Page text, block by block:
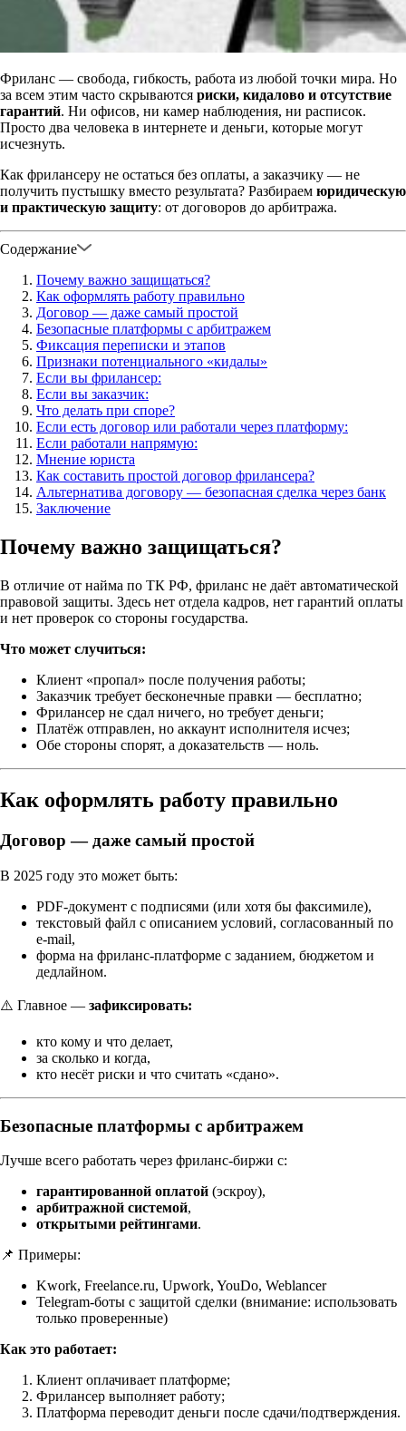
Фриланс — свобода, гибкость, работа из любой точки мира. Но
за всем этим часто скрываются риски, кидалово и отсутствие
гарантий. Ни офисов, ни камер наблюдения, ни расписок.
Просто два человека в интернете и деньги, которые могут
исчезнуть.
Как фрилансеру не остаться без оплаты, а заказчику — не
получить пустышку вместо результата? Разбираем юридическую
и практическую защиту: от договоров до арбитража.
Содержание
Почему важно защищаться?
Как оформлять работу правильно
Договор — даже самый простой
Безопасные платформы с арбитражем
Фиксация переписки и этапов
Признаки потенциального «кидалы»
Если вы фрилансер:
Если вы заказчик:
Что делать при споре?
Если есть договор или работали через платформу:
Если работали напрямую:
Мнение юриста
Как составить простой договор фрилансера?
Альтернатива договору — безопасная сделка через банк
Заключение
Почему важно защищаться?
В отличие от найма по ТК РФ, фриланс не даёт автоматической
правовой защиты. Здесь нет отдела кадров, нет гарантий оплаты
и нет проверок со стороны государства.
Что может случиться:
Клиент «пропал» после получения работы;
Заказчик требует бесконечные правки — бесплатно;
Фрилансер не сдал ничего, но требует деньги;
Платёж отправлен, но аккаунт исполнителя исчез;
Обе стороны спорят, а доказательств — ноль.
Как оформлять работу правильно
Договор — даже самый простой
В 2025 году это может быть:
PDF-документ с подписями (или хотя бы факсимиле),
текстовый файл с описанием условий, согласованный по
e-mail,
форма на фриланс-платформе с заданием, бюджетом и
дедлайном.
⚠️ Главное — зафиксировать:
кто кому и что делает,
за сколько и когда,
кто несёт риски и что считать «сдано».
Безопасные платформы с арбитражем
Лучше всего работать через фриланс-биржи с:
гарантированной оплатой (эскроу),
арбитражной системой,
открытыми рейтингами.
📌 Примеры:
Kwork, Freelance.ru, Upwork, YouDo, Weblancer
Telegram-боты с защитой сделки (внимание: использовать
только проверенные)
Как это работает:
Клиент оплачивает платформе;
Фрилансер выполняет работу;
Платформа переводит деньги после сдачи/подтверждения.